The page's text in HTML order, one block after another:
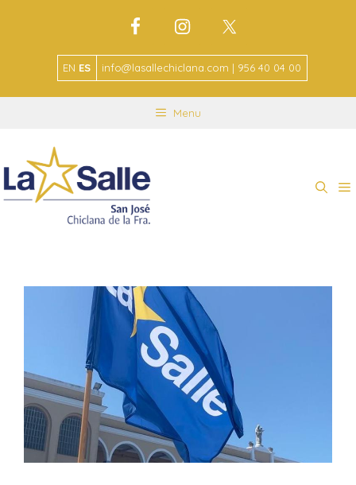
EN ES info@lasallechiclana.com | 956 40 04 00
Menu